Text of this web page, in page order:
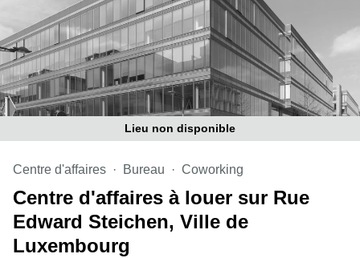
Bureaux
Luxembourg
Centres
d’affaires
Bertrange
Centres
Esch-
Centres
d’affaires
Sandweiler
Lieu non disponible
Centre d'affaires Bureau Coworking
Centre d'affaires à louer sur Rue
Edward Steichen, Ville de
Luxembourg